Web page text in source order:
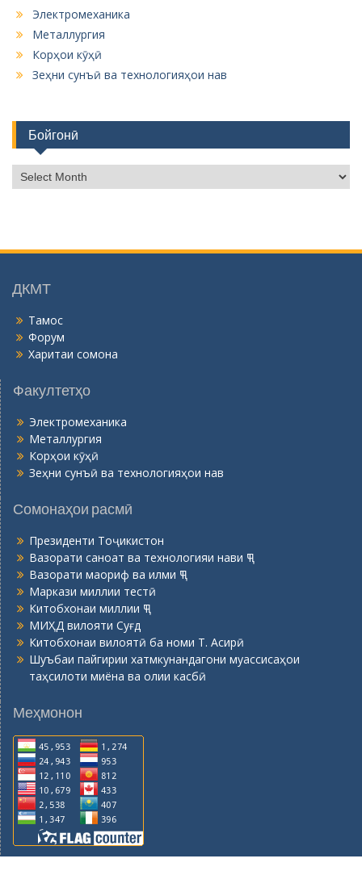
Электромеханика
Металлургия
Корҳои кӯҳӣ
Зеҳни сунъӣ ва технологияҳои нав
Бойгонӣ
о
н
ДКМТ
Тамос
Форум
Харитаи сомона
Факултетҳо
Электромеханика
Металлургия
Корҳои кӯҳӣ
Зеҳни сунъӣ ва технологияҳои нав
Сомонаҳои расмӣ
Президенти Тоҷикистон
Вазорати саноат ва технологияи нави ҶТ
Вазорати маориф ва илми ҶТ
Маркази миллии тестӣ
Китобхонаи миллии ҶТ
МИҲД вилояти Суғд
Китобхонаи вилоятӣ ба номи Т. Асирӣ
Шуъбаи пайгирии хатмкунандагони муассисаҳои
таҳсилоти миёна ва олии касбӣ
Меҳмонон